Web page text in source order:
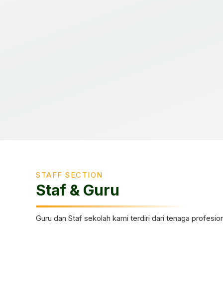
STAFF SECTION
Staf & Guru
Guru dan Staf sekolah kami terdiri dari tenaga